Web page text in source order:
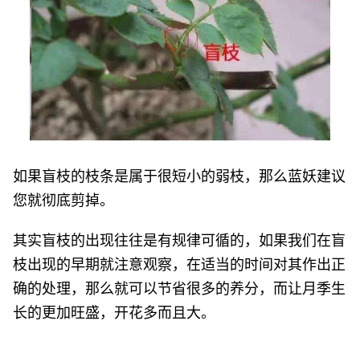
如果盲枝的枝条是属于很短小的弱枝，那么蓝妖建议
您就彻底剪掉。
其实盲枝的出现往往是有规律可循的，如果我们在盲
枝出现的早期就注意观察，在适当的时间对其作出正
确的处理，那么就可以节省很多的养分，而让月季生
长的更加旺盛，开花多而且大。